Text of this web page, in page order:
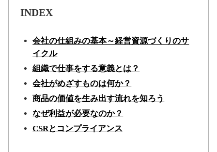
INDEX
会社の仕組みの基本～経営資源づくりのサ
イクル
組織で仕事をする意義とは？
会社がめざすものは何か？
商品の価値を生み出す流れを知ろう
なぜ利益が必要なのか？
CSRとコンプライアンス